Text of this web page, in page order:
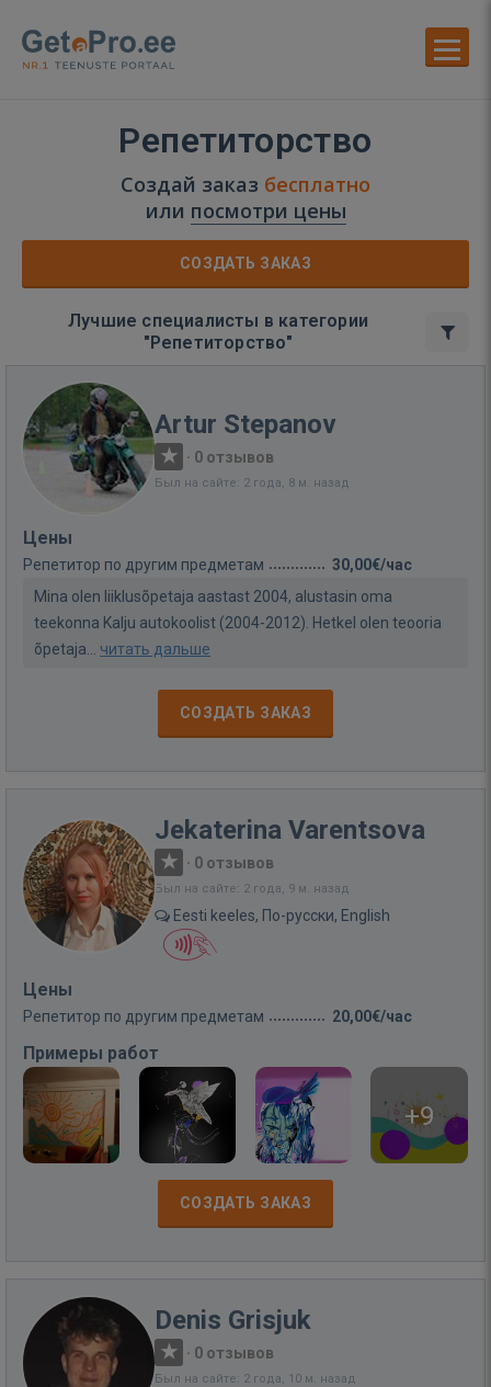
Репетиторство
Создай заказ бесплатно
или посмотри цены
СОЗДАТЬ ЗАКАЗ
Лучшие специалисты в категории
"Репетиторство"
Artur Stepanov
· 0 отзывов
Был на сайте: 2 года, 8 м. назад
Цены
Репетитор по другим предметам
30,00€/час
Mina olen liiklusõpetaja aastast 2004, alustasin oma
teekonna Kalju autokoolist (2004-2012). Hetkel olen teooria
õpetaja... читать дальше
СОЗДАТЬ ЗАКАЗ
Jekaterina Varentsova
· 0 отзывов
Был на сайте: 2 года, 9 м. назад
Eesti keeles, По-русски, English
Цены
Репетитор по другим предметам 20,00€/час
Примеры работ
+9
СОЗДАТЬ ЗАКАЗ
Denis Grisjuk
· 0 отзывов
Был на сайте: 2 года, 10 м. назад